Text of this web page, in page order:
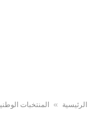
الرئيسية » المنتخبات